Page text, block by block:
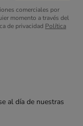
al día de nuestras
comerciales por
momento a través del
de privacidad Política